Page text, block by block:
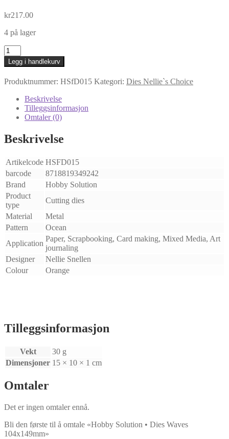
kr217.00
4 på lager
Hobby
Solution
•
Dies
Waves
104x149mm
Legg i handlekurv
Produktnummer: HSfD015 Kategori: Dies Nellie`s Choice
Beskrivelse
Tilleggsinformasjon
Omtaler (0)
Beskrivelse
Artikelcode HSFD015
barcode
8718819349242
Brand
Hobby Solution
Product
type
Cutting dies
Material
Metal
Pattern
Ocean
Application
Paper, Scrapbooking, Card making, Mixed Media, Art
journaling
Designer
Nellie Snellen
Colour
Orange
Tilleggsinformasjon
Vekt
30 g
Dimensjoner 15 × 10 × 1 cm
Omtaler
Det er ingen omtaler ennå.
Bli den første til å omtale «Hobby Solution • Dies Waves
104x149mm»